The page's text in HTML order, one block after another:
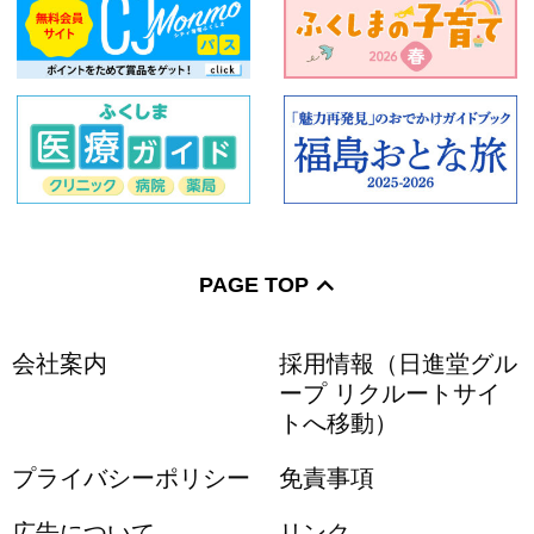
PAGE TOP
会社案内
採用情報（日進堂グル
ープ リクルートサイ
トへ移動）
プライバシーポリシー 免責事項